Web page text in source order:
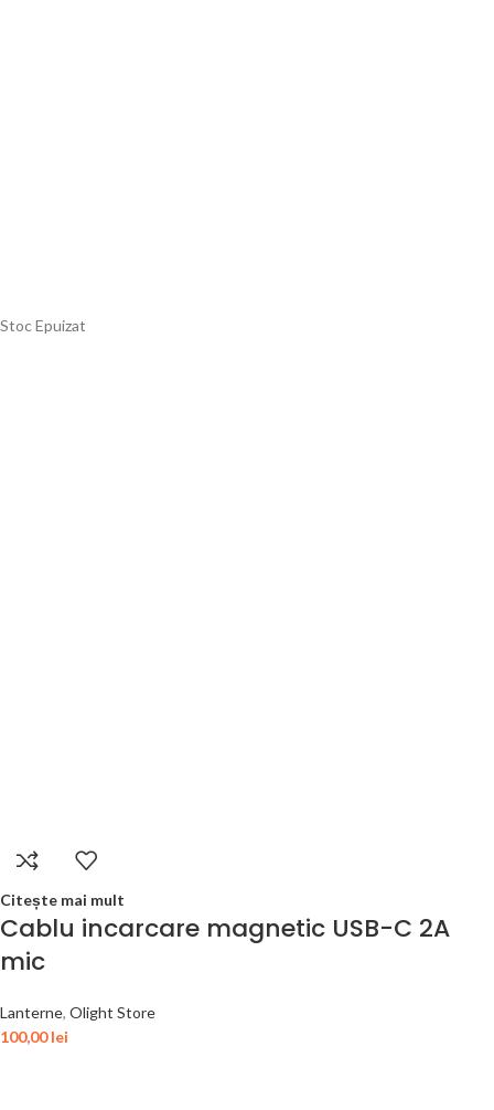
Stoc Epuizat
Citește mai mult
Cablu incarcare magnetic USB-C 2A
mic
Lanterne, Olight Store
100,00lei